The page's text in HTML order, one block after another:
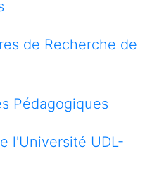
de Recherche de
Pédagogiques
l'Université UDL-